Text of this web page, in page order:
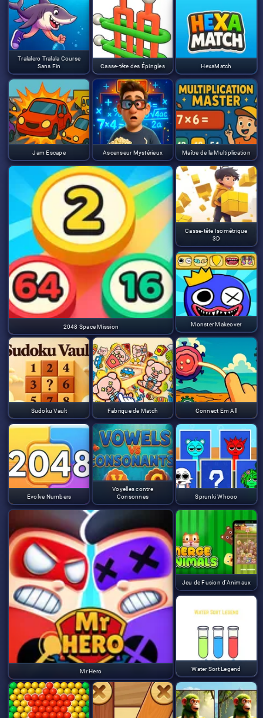
Tralalero Tralala Course
Sans Fin
Casse-tête des Épingles HexaMatch
Jam Escape Ascenseur Mystérieux Maître de la Multiplication
2048 Space Mission
Casse-tête Isométrique
3D
Monster Makeover
Sudoku Vault Fabrique de Match Connect Em All
Evolve Numbers
Voyelles contre
Consonnes
Mr Hero
Sprunki Whooo
Jeu de Fusion d'Animaux
Water Sort Legend